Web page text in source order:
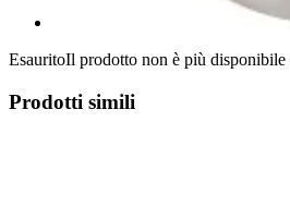
EsauritoIl prodotto non è più disponibile
Prodotti simili